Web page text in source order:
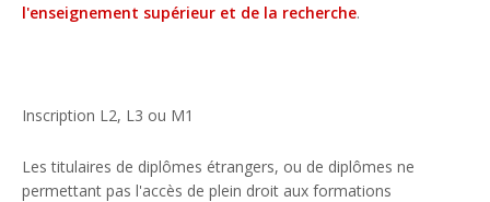
l'enseignement supérieur et de la recherche.
Inscription L2, L3 ou M1
Les titulaires de diplômes étrangers, ou de diplômes ne
permettant pas l'accès de plein droit aux formations